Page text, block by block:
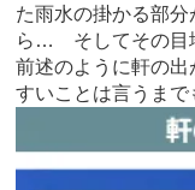
た雨水の掛かる部
ら… そしてその目
前述のように軒の
すいことは言うまで